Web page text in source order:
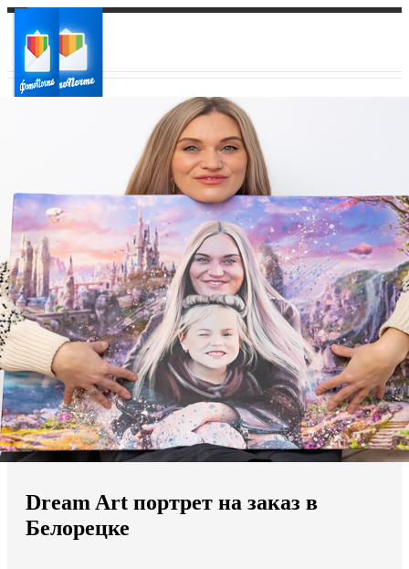
Ваш регион доставки
Выберите из списка:
Мы доставляем по всему миру
Продолжить без города
Dream Art портрет на заказ в
Белорецке